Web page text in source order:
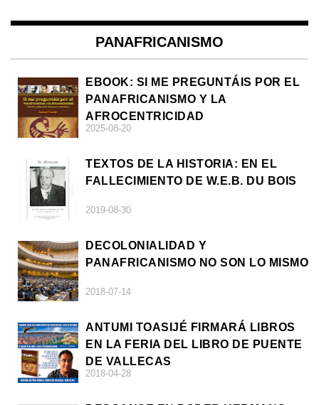
PANAFRICANISMO
EBOOK: SI ME PREGUNTÁIS POR EL
PANAFRICANISMO Y LA
AFROCENTRICIDAD
2025-08-20
TEXTOS DE LA HISTORIA: EN EL
FALLECIMIENTO DE W.E.B. DU BOIS
2019-08-30
DECOLONIALIDAD Y
PANAFRICANISMO NO SON LO MISMO
2018-07-14
ANTUMI TOASIJÉ FIRMARÁ LIBROS
EN LA FERIA DEL LIBRO DE PUENTE
DE VALLECAS
2018-04-28